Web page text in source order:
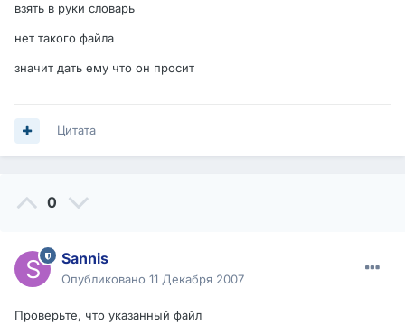
взять в руки словарь
нет такого файла
значит дать ему что он просит
Цитата
0
Sannis
Опубликовано 11 Декабря 2007
Проверьте, что указанный файл